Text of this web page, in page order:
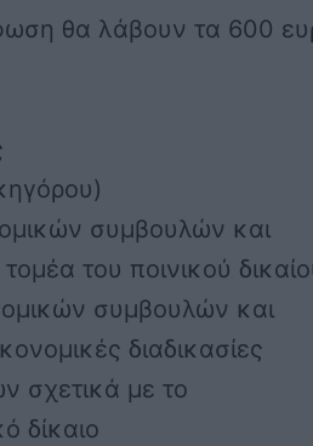
θα λάβουν τα 600
συμβουλών και
του ποινικού
συμβουλών και
διαδικασίες
σχετικά με το
δίκαιο